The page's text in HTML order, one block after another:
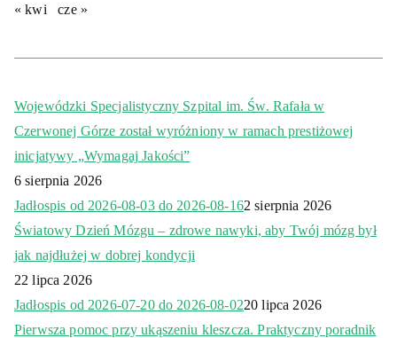
« kwi cze »
Wojewódzki Specjalistyczny Szpital im. Św. Rafała w
Czerwonej Górze został wyróżniony w ramach prestiżowej
inicjatywy „Wymagaj Jakości”
6 sierpnia 2026
Jadłospis od 2026-08-03 do 2026-08-162 sierpnia 2026
Światowy Dzień Mózgu – zdrowe nawyki, aby Twój mózg był
jak najdłużej w dobrej kondycji
22 lipca 2026
Jadłospis od 2026-07-20 do 2026-08-0220 lipca 2026
Pierwsza pomoc przy ukąszeniu kleszcza. Praktyczny poradnik